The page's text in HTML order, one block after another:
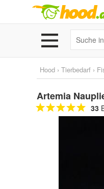
Hood › Tierbedarf ›
Artemia
33